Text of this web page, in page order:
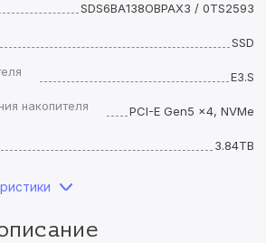
SDS6BA138OBPAX3 / 0TS2593
SSD
E3.S
накопителя
PCI-E Gen5 x4, NVMe
3.84TB